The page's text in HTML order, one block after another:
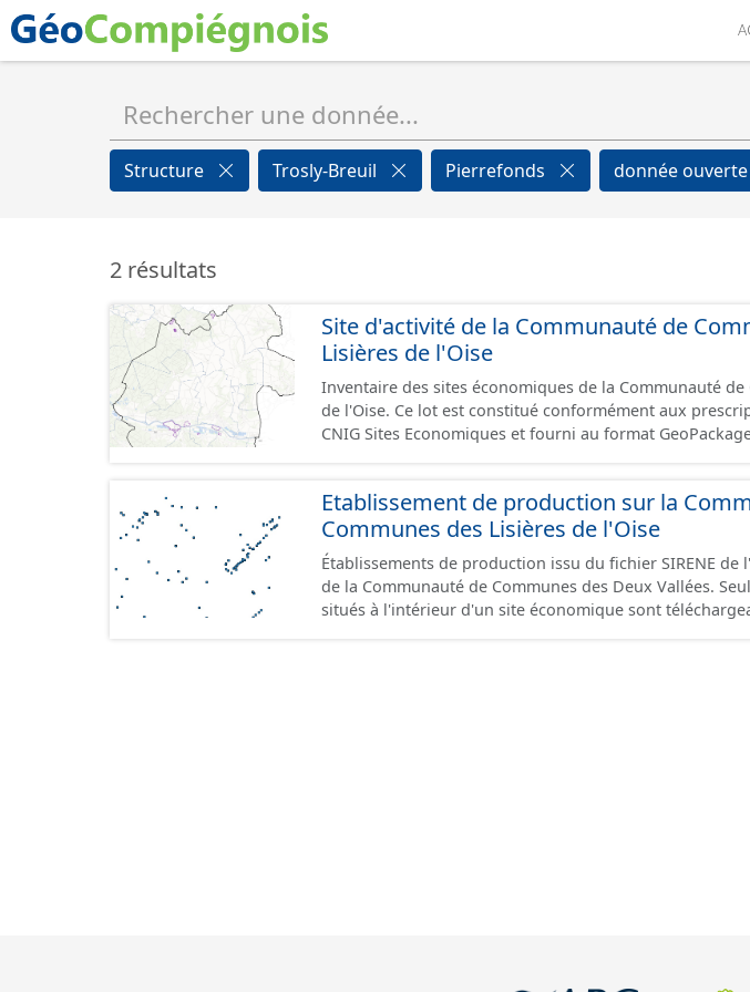
Structure Trosly-Breuil Pierrefonds donnée ouverte
2 résultats
Site d'activité de la Communauté de
Lisières de l'Oise
Inventaire des sites économiques de la Communauté de
de l'Oise. Ce lot est constitué conformément aux
CNIG Sites Economiques et fourni au format
Etablissement de production sur la
Communes des Lisières de l'Oise
Établissements de production issu du fichier SIRENE
de la Communauté de Communes des Deux Vallées. Seuls les établissements
situés à l'intérieur d'un site économique sont